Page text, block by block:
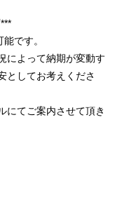
です。
によって納期が変動す
としてお考えくださ
にてご案内させて頂き